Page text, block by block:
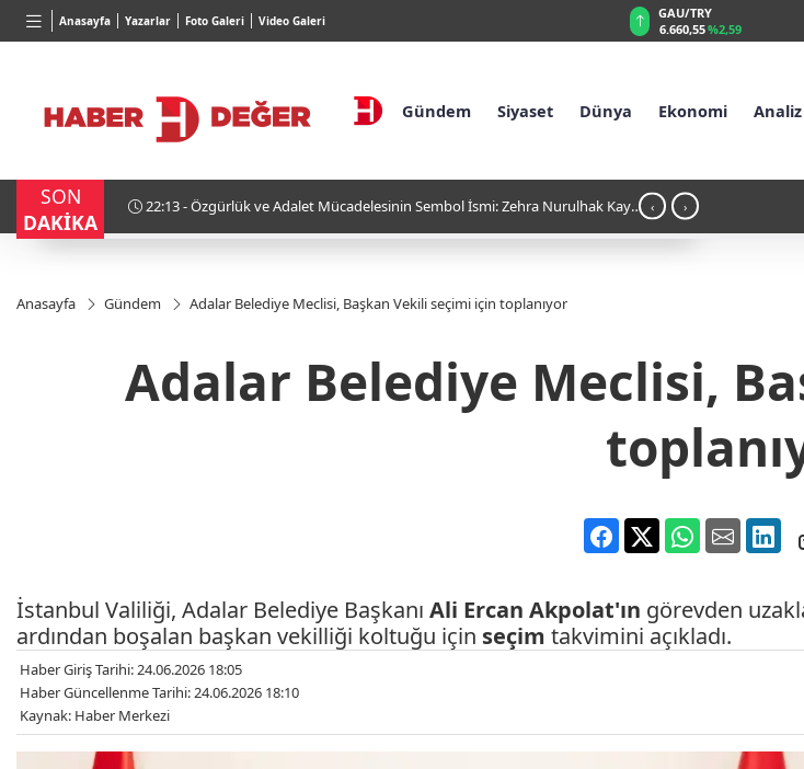
Anasayfa Yazarlar Foto Galeri Video Galeri
TND
16,3788%0,90
BGN
27,9743 %-0,22
GAU/TRY
6.660,55%2,59
Gündem Siyaset Dünya Ekonomi
SON
DAKİKA
Sembol İsmi: Zehra Nurulhak Kaya 21:54 - Karadeniz'de Türk gemisi hedef alındı
‹ ›
Anasayfa Gündem Adalar Belediye Meclisi, Başkan Vekili seçimi için toplanıyor
Adalar Belediye Meclisi,
İstanbul Valiliği, Adalar Belediye Başkanı Ali Ercan Akpolat'ın görevden
ardından boşalan başkan vekilliği koltuğu için seçim takvimini açıkladı.
Haber Giriş Tarihi: 24.06.2026 18:05
Haber Güncellenme Tarihi: 24.06.2026 18:10
Kaynak: Haber Merkezi